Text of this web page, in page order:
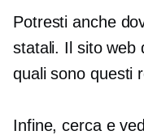
Potresti anche
statali. Il sito web
quali sono questi
Infine, cerca e